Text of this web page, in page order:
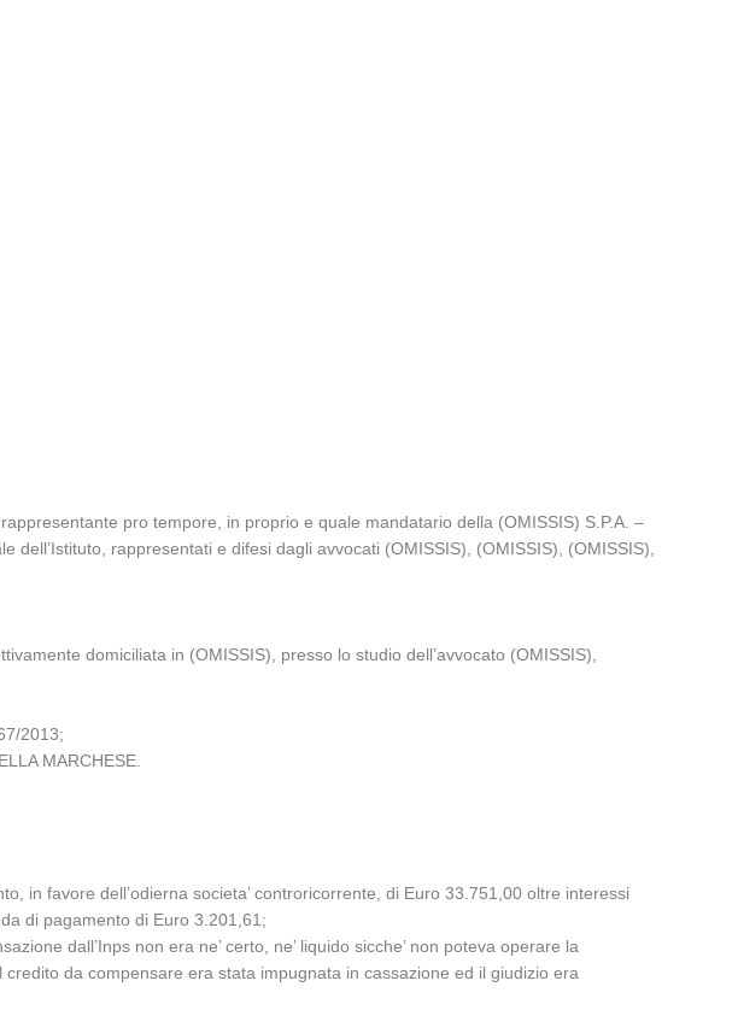
pro tempore, in proprio e quale mandatario della (OMISSIS) S.P.A. –
dell’Istituto, rappresentati e difesi dagli avvocati (OMISSIS), (OMISSIS), (OMISSIS),
domiciliata in (OMISSIS), presso lo studio dell’avvocato (OMISSIS),
2013;
MARCHESE.
in favore dell’odierna societa’ controricorrente, di Euro 33.751,00 oltre interessi
di pagamento di Euro 3.201,61;
dall’Inps non era ne’ certo, ne’ liquido sicche’ non poteva operare la
da compensare era stata impugnata in cassazione ed il giudizio era